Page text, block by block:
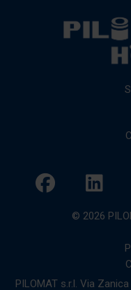
© 2026
PILOMAT s.r.l. Via